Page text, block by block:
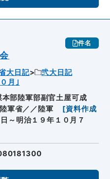
件名
大日記
弐大日記
月｣
本部陸軍部副官土屋可成
軍省／／陸軍 [資料作成
～明治１９年１０月７